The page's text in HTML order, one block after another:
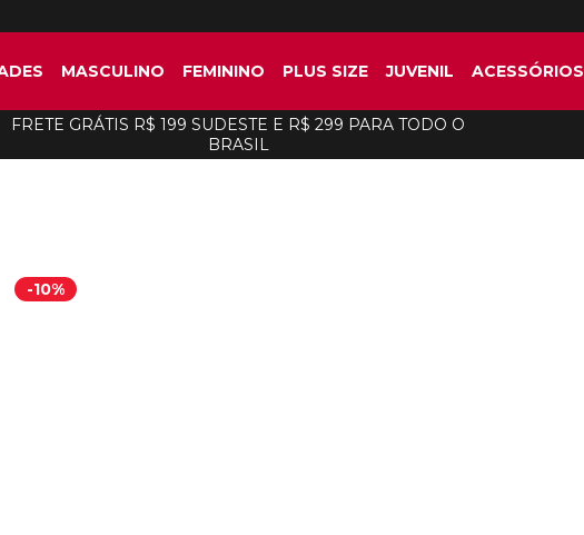
MASCULINO FEMININO PLUS SIZE JUVENIL ACESSÓRIOS
FRETE GRÁTIS R$ 199 SUDESTE E R$ 299 PARA TODO O
BRASIL
-10%